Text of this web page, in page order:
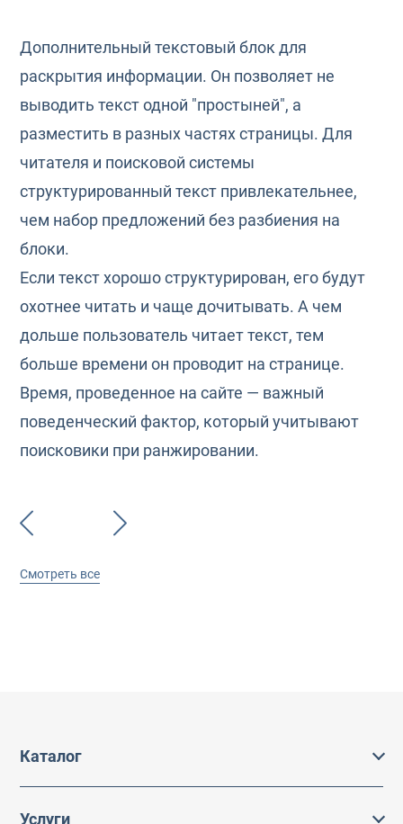
Дополнительный текстовый блок для
раскрытия информации. Он позволяет не
выводить текст одной "простыней", а
разместить в разных частях страницы. Для
читателя и поисковой системы
структурированный текст привлекательнее,
чем набор предложений без разбиения на
блоки.
Если текст хорошо структурирован, его будут
охотнее читать и чаще дочитывать. А чем
дольше пользователь читает текст, тем
больше времени он проводит на странице.
Время, проведенное на сайте — важный
поведенческий фактор, который учитывают
поисковики при ранжировании.
Смотреть все
Каталог
Каталог
Услуги